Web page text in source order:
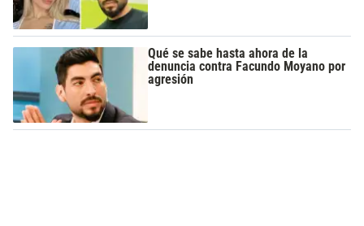
Qué se sabe hasta ahora de la
denuncia contra Facundo Moyano por
agresión